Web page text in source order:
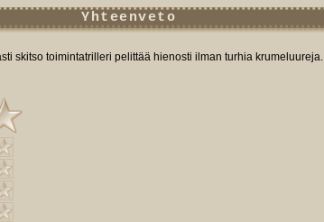
Yhteenveto
skitso toimintatrilleri pelittää hienosti ilman turhia krumeluureja.